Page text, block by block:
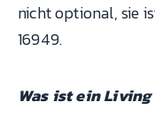
nicht optional, sie
16949.
Was ist ein